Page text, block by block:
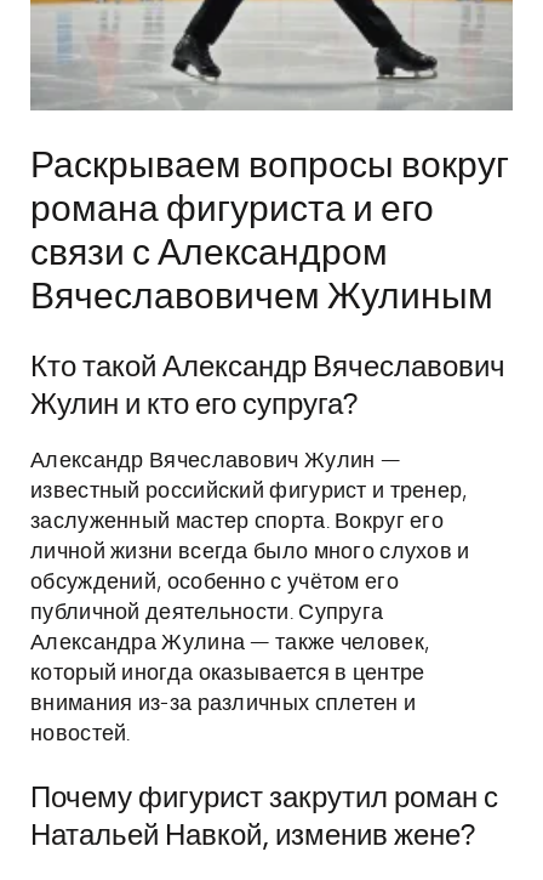
Раскрываем вопросы вокруг
романа фигуриста и его
связи с Александром
Вячеславовичем Жулиным
Кто такой Александр Вячеславович
Жулин и кто его супруга?
Александр Вячеславович Жулин —
известный российский фигурист и тренер,
заслуженный мастер спорта. Вокруг его
личной жизни всегда было много слухов и
обсуждений, особенно с учётом его
публичной деятельности. Супруга
Александра Жулина — также человек,
который иногда оказывается в центре
внимания из-за различных сплетен и
новостей.
Почему фигурист закрутил роман с
Натальей Навкой, изменив жене?